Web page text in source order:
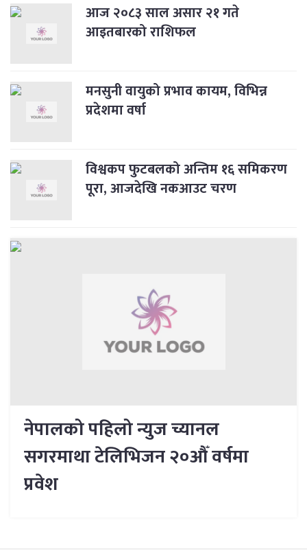
आज २०८३ साल असार २१ गते
आइतबारको राशिफल
मनसुनी वायुको प्रभाव कायम, विभिन्न
प्रदेशमा वर्षा
विश्वकप फुटबलको अन्तिम १६ समिकरण
पूरा, आजदेखि नकआउट चरण
नेपालको पहिलो न्युज च्यानल
सगरमाथा टेलिभिजन २०औँ वर्षमा
प्रवेश